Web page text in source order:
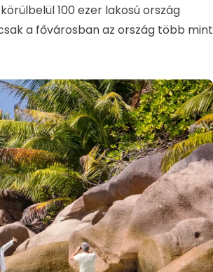
100 ezer lakosú ország
a fővárosban az ország több mint